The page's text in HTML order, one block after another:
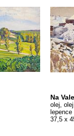
Na
olej,
lepence
37,5 x